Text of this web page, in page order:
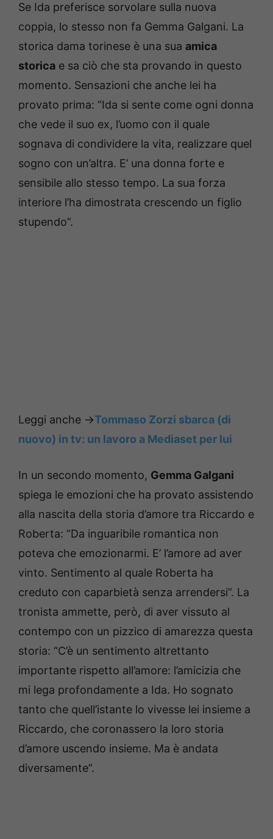
Se Ida preferisce sorvolare sulla nuova
coppia, lo stesso non fa Gemma Galgani. La
storica dama torinese è una sua amica
storica e sa ciò che sta provando in questo
momento. Sensazioni che anche lei ha
provato prima: “Ida si sente come ogni donna
che vede il suo ex, l’uomo con il quale
sognava di condividere la vita, realizzare quel
sogno con un’altra. E’ una donna forte e
sensibile allo stesso tempo. La sua forza
interiore l’ha dimostrata crescendo un figlio
stupendo”.
Leggi anche ->Tommaso Zorzi sbarca (di
nuovo) in tv: un lavoro a Mediaset per lui
In un secondo momento, Gemma Galgani
spiega le emozioni che ha provato assistendo
alla nascita della storia d’amore tra Riccardo e
Roberta: “Da inguaribile romantica non
poteva che emozionarmi. E’ l’amore ad aver
vinto. Sentimento al quale Roberta ha
creduto con caparbietà senza arrendersi”. La
tronista ammette, però, di aver vissuto al
contempo con un pizzico di amarezza questa
storia: “C’è un sentimento altrettanto
importante rispetto all’amore: l’amicizia che
mi lega profondamente a Ida. Ho sognato
tanto che quell’istante lo vivesse lei insieme a
Riccardo, che coronassero la loro storia
d’amore uscendo insieme. Ma è andata
diversamente”.